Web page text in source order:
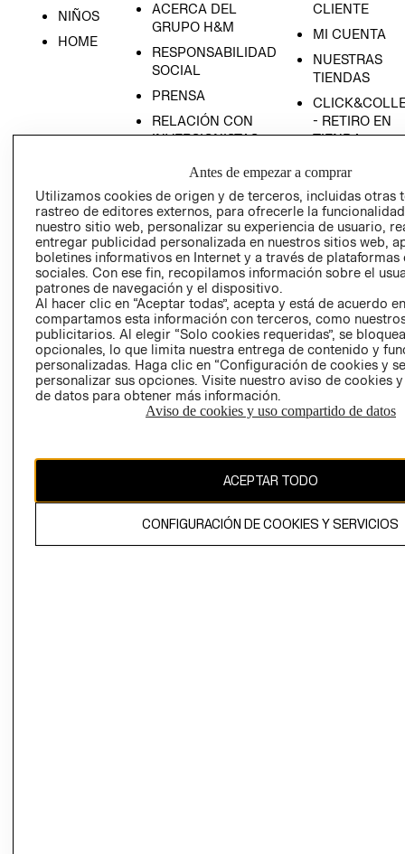
NIÑOS
HOME
ACERCA DEL
GRUPO H&M
RESPONSABILIDAD
SOCIAL
PRENSA
RELACIÓN CON
INVERSIONISTAS
POLÍTICA
EMPRESARIAL
CLIENTE
MI CUENTA
NUESTRAS
TIENDAS
- RETIRO EN
TIENDA
CONDICIONES
AVISO DE
PRIVACIDAD
GIFT CARD
AVISO DE
El contenido de esta página web está protegido por copyright y es
propiedad de H&M Hennes & Mauritz AB.
Antes de empezar a comprar
Utilizamos cookies de origen y de terceros, incluidas otras
rastreo de editores externos, para ofrecerle la
nuestro sitio web, personalizar su experiencia de usuario,
entregar publicidad personalizada en nuestros sitios web,
boletines informativos en Internet y a través de plataformas
sociales. Con ese fin, recopilamos información sobre el
patrones de navegación y el dispositivo.
Al hacer clic en “Aceptar todas”, acepta y está de acuerdo
compartamos esta información con terceros, como
publicitarios. Al elegir “Solo cookies requeridas”, se
opcionales, lo que limita nuestra entrega de contenido y
personalizadas. Haga clic en “Configuración de cookies y
personalizar sus opciones. Visite nuestro aviso de cookies
de datos para obtener más información.
Aviso de cookies y uso compartido de datos
ACEPTAR TODO
CONFIGURACIÓN DE COOKIES Y SERVICIOS